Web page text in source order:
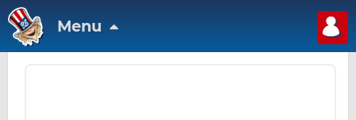
Menu